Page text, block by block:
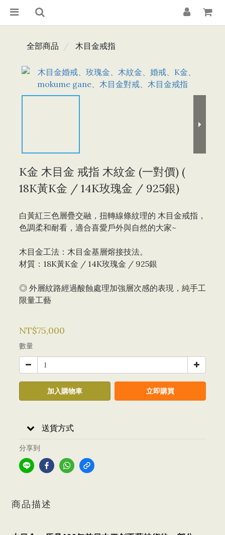
全部商品 木目金戒指
K金 木目金 戒指 木紋金 (一對價) (
18K黃K金 / 14K玫瑰金 / 925銀)
白黃紅三色層疊交融，扭轉線條紋理的 木目金戒指，
色調柔和耐看，適合喜愛戶外與自然的大家~
木目金工法：木目金基層熔接技法。
材質：18K黃K金 / 14K玫瑰金 / 925銀
◎ 外層紋路經過酸蝕處理加強層次感的表現，純手工
限量工藝
NT$75,000
數量
加入購物車 立即購買
送貨方式
分享到
商品描述